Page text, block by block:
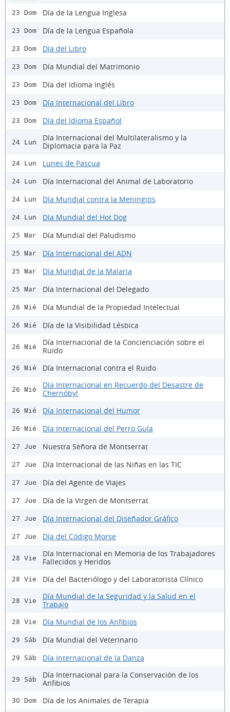
23 Dom Día de la Lengua Inglesa
23 Dom Día de la Lengua Española
23 Dom Día del Libro
23 Dom Día Mundial del Matrimonio
23 Dom Día del Idioma Inglés
23 Dom Día Internacional del Libro
23 Dom Día del Idioma Español
24 Lun
Día Internacional del Multilateralismo y la
Diplomacia para la Paz
24 Lun Lunes de Pascua
24 Lun Día Internacional del Animal de Laboratorio
24 Lun Día Mundial contra la Meningitis
24 Lun Día Mundial del Hot Dog
25 Mar Día Mundial del Paludismo
25 Mar Día Internacional del ADN
25 Mar Día Mundial de la Malaria
25 Mar Día Internacional del Delegado
26 Mié Día Mundial de la Propiedad Intelectual
26 Mié Día de la Visibilidad Lésbica
26 Mié
Día Internacional de la Concienciación sobre el
Ruido
26 Mié Día Internacional contra el Ruido
26 Mié
Día Internacional en Recuerdo del Desastre de
Chernóbyl
26 Mié Día Internacional del Humor
26 Mié Día Internacional del Perro Guía
27 Jue Nuestra Señora de Montserrat
27 Jue Día Internacional de las Niñas en las TIC
27 Jue Día del Agente de Viajes
27 Jue Día de la Virgen de Montserrat
27 Jue Día Internacional del Diseñador Gráfico
27 Jue Día del Código Morse
28 Vie
Día Internacional en Memoria de los Trabajadores
Fallecidos y Heridos
28 Vie Día del Bacteriólogo y del Laboratorista Clínico
28 Vie
Día Mundial de la Seguridad y la Salud en el
Trabajo
28 Vie Día Mundial de los Anfibios
29 Sáb Día Mundial del Veterinario
29 Sáb Día Internacional de la Danza
29 Sáb
Día Internacional para la Conservación de los
Anfibios
30 Dom Día de los Animales de Terapia